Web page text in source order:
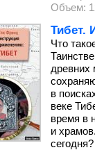
Объем:
Тибет.
Что
древних
в
веке
время в
и
сегодня?